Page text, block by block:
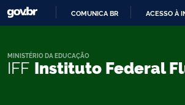
CONTEÚDO
COMUNICA BR ACESSO À
IFF Instituto Federal
MINISTÉRIO DA EDUCAÇÃO